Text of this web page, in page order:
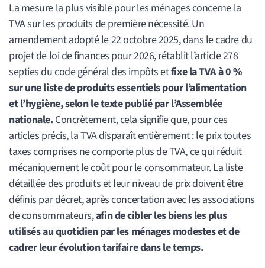
La mesure la plus visible pour les ménages concerne la
TVA sur les produits de première nécessité. Un
amendement adopté le 22 octobre 2025, dans le cadre du
projet de loi de finances pour 2026, rétablit l’article 278
septies du code général des impôts etfixe la TVA à 0 %
sur une liste de produits essentiels pour l’alimentation
et l’hygiène, selon le texte publié par l’Assemblée
nationale.Concrètement, cela signifie que, pour ces
articles précis, la TVA disparaît entièrement : le prix toutes
taxes comprises ne comporte plus de TVA, ce qui réduit
mécaniquement le coût pour le consommateur. La liste
détaillée des produits et leur niveau de prix doivent être
définis par décret, après concertation avec les associations
de consommateurs,afin de cibler les biens les plus
utilisés au quotidien par les ménages modestes et de
cadrer leur évolution tarifaire dans le temps.